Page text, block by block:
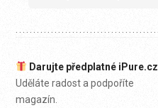
Darujte předplatné iPure.cz
Uděláte radost a podpoříte
magazín.